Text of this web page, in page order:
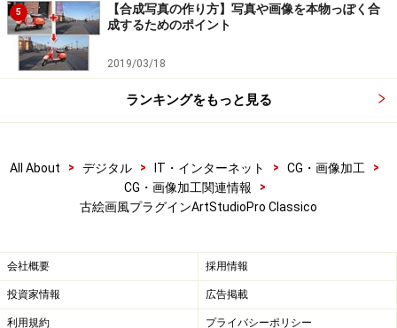
「Advanced」画面では、各効果の詳細をスライダや数
値で設定し、さらにレイヤーで各効果を管理できます。
保存した画像はPhotoshopなどの画像編集ソフトでさら
に加工や補正、リサイズなどを行います。
次は、「ArtStudioPro Classico」のエフェクトの種類を
※記事内容は執筆時点のものです。最新の内容をご確認くださ
※OSやアプリ、ソフトのバージョンによっては画面表示、操作方
2
5
【合成写真の作り方】写真や画像を本物っぽく合
成するためのポイント
2019/03/18
ランキングをもっと見る
All About > デジタル > IT・インターネット > CG・画像加工
>
CG・画像加工関連情報
>
古絵画風プラグインArtStudioPro Classico
会社概要 採用情報
投資家情報 広告掲載
利用規約 プライバシーポリシー